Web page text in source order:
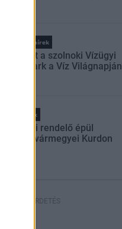
Országos hírek
Megnyílt a szolnoki Vízügyi
Emlékpark a Víz Világnapján
Helyi hírek
Új orvosi rendelő épül
a Tolna vármegyei Kurdon
HIRDETÉS